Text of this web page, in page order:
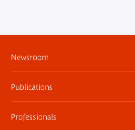
Newsroom
Information kits, press releases,
Press contact
Publications
The museum publications
Professionals